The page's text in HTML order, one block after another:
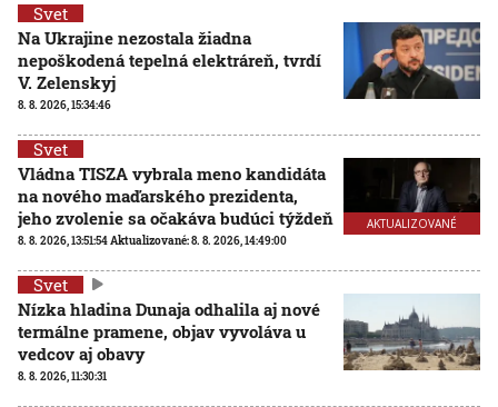
Svet
Na Ukrajine nezostala žiadna
nepoškodená tepelná elektráreň, tvrdí
V. Zelenskyj
8. 8. 2026, 15:34:46
AKTUALIZOVANÉ
Svet
Vládna TISZA vybrala meno kandidáta
na nového maďarského prezidenta,
jeho zvolenie sa očakáva budúci týždeň
8. 8. 2026, 13:51:54Aktualizované:8. 8. 2026, 14:49:00
Svet
Nízka hladina Dunaja odhalila aj nové
termálne pramene, objav vyvoláva u
vedcov aj obavy
8. 8. 2026, 11:30:31